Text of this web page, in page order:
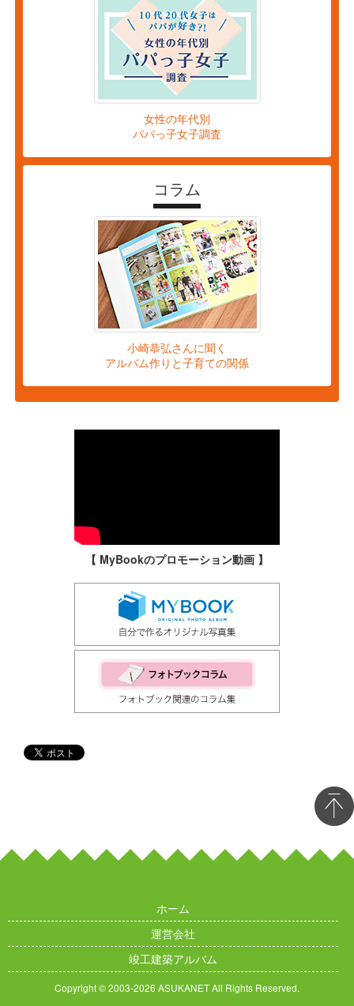
女性の年代別
パパっ子女子調査
コラム
小崎恭弘さんに聞く
アルバム作りと子育ての関係
【 MyBookのプロモーション動画 】
ホーム
運営会社
竣工建築アルバム
Copyright © 2003-2026 ASUKANET All Rights Reserved.